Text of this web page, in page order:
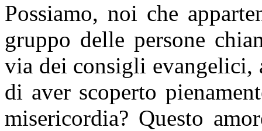
Possiamo, noi che
gruppo delle persone
via dei consigli evangelici,
di aver scoperto
misericordia? Questo